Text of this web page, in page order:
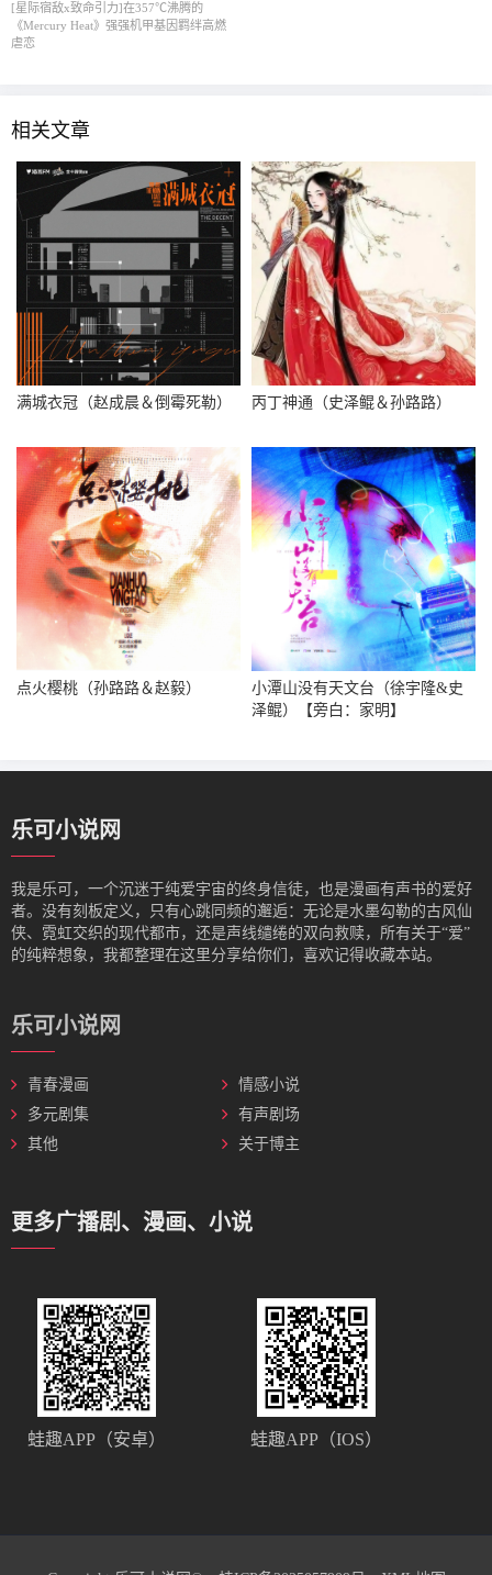
[星际宿敌x致命引力]在357℃沸腾的
《Mercury Heat》强强机甲基因羁绊高燃
虐恋
相关文章
满城衣冠（赵成晨＆倒霉死勒） 丙丁神通（史泽鲲＆孙路路）
点火樱桃（孙路路＆赵毅）
小潭山没有天文台（徐宇隆&史
泽鲲）【旁白：家明】
乐可小说网
我是‌乐可，一个沉迷于纯爱宇宙的终身信徒，也是漫画有声书的爱好
者。没有刻板定义，只有心跳同频的邂逅：无论是水墨勾勒的古风仙
侠、霓虹交织的现代都市，还是声线缱绻的双向救赎，所有关于“爱”
的纯粹想象，我都整理在这里分享给你们，喜欢记得收藏本站。
乐可小说网
青春漫画
情感小说
多元剧集
有声剧场
其他
关于博主
更多广播剧、漫画、小说
蛙趣APP（安卓） 蛙趣APP（IOS）